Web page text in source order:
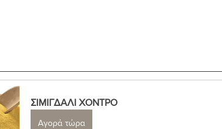
ΣΙΜΙΓΔΑΛΙ ΧΟΝΤΡΟ
Αγορά τώρα